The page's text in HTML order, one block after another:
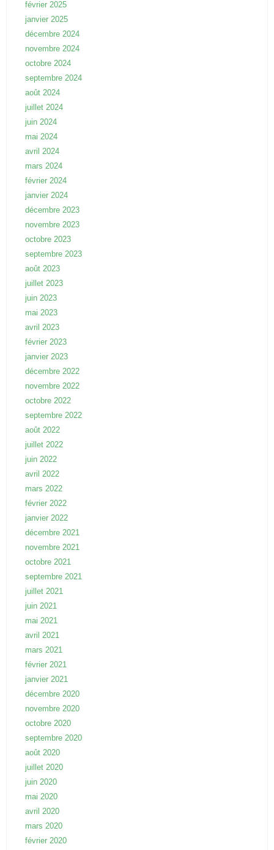
février 2025
janvier 2025
décembre 2024
novembre 2024
octobre 2024
septembre 2024
août 2024
juillet 2024
juin 2024
mai 2024
avril 2024
mars 2024
février 2024
janvier 2024
décembre 2023
novembre 2023
octobre 2023
septembre 2023
août 2023
juillet 2023
juin 2023
mai 2023
avril 2023
février 2023
janvier 2023
décembre 2022
novembre 2022
octobre 2022
septembre 2022
août 2022
juillet 2022
juin 2022
avril 2022
mars 2022
février 2022
janvier 2022
décembre 2021
novembre 2021
octobre 2021
septembre 2021
juillet 2021
juin 2021
mai 2021
avril 2021
mars 2021
février 2021
janvier 2021
décembre 2020
novembre 2020
octobre 2020
septembre 2020
août 2020
juillet 2020
juin 2020
mai 2020
avril 2020
mars 2020
février 2020